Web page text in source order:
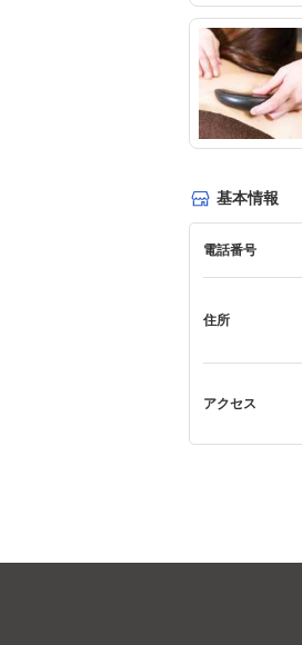
基本情報
電話番号
住所
アクセス